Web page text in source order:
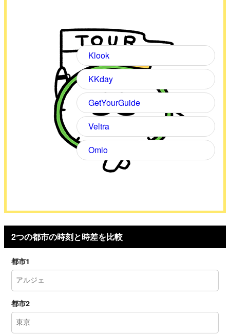
Klook
KKday
GetYourGuide
Veltra
Omio
2つの都市の時刻と時差を比較
都市1
都市2